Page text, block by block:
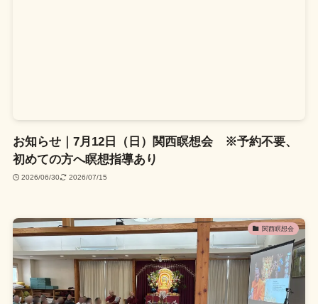
お知らせ｜7月12日（日）関西瞑想会 ※予約不要、
初めての方へ瞑想指導あり
2026/06/30 2026/07/15
関西瞑想会